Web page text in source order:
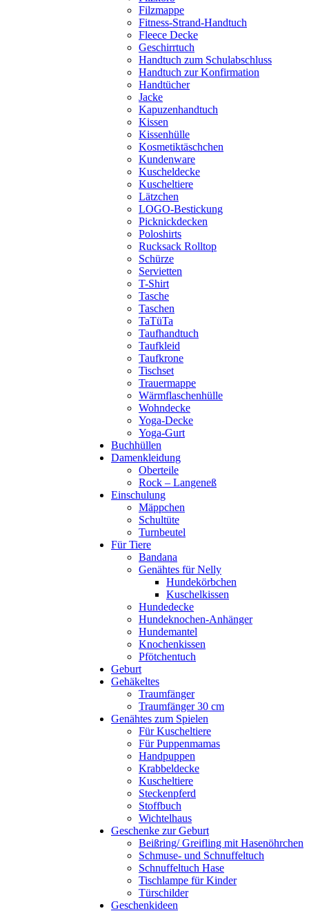
Filzmappe
Fitness-Strand-Handtuch
Fleece Decke
Geschirrtuch
Handtuch zum Schulabschluss
Handtuch zur Konfirmation
Handtücher
Jacke
Kapuzenhandtuch
Kissen
Kissenhülle
Kosmetiktäschchen
Kundenware
Kuscheldecke
Kuscheltiere
Lätzchen
LOGO-Bestickung
Picknickdecken
Poloshirts
Rucksack Rolltop
Schürze
Servietten
T-Shirt
Tasche
Taschen
TaTüTa
Taufhandtuch
Taufkleid
Taufkrone
Tischset
Trauermappe
Wärmflaschenhülle
Wohndecke
Yoga-Decke
Yoga-Gurt
Buchhüllen
Damenkleidung
Oberteile
Rock – Langeneß
Einschulung
Mäppchen
Schultüte
Turnbeutel
Für Tiere
Bandana
Genähtes für Nelly
Hundekörbchen
Kuschelkissen
Hundedecke
Hundeknochen-Anhänger
Hundemantel
Knochenkissen
Pfötchentuch
Geburt
Gehäkeltes
Traumfänger
Traumfänger 30 cm
Genähtes zum Spielen
Für Kuscheltiere
Für Puppenmamas
Handpuppen
Krabbeldecke
Kuscheltiere
Steckenpferd
Stoffbuch
Wichtelhaus
Geschenke zur Geburt
Beißring/ Greifling mit Hasenöhrchen
Schmuse- und Schnuffeltuch
Schnuffeltuch Hase
Tischlampe für Kinder
Türschilder
Geschenkideen